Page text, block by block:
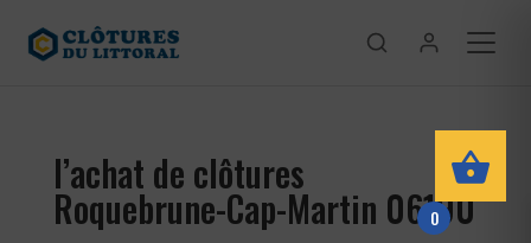
l’achat de clôtures
Roquebrune-Cap-Martin 06190
0